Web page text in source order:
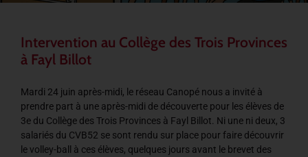
Intervention au Collège des Trois Provinces
à Fayl Billot
Mardi 24 juin après-midi, le réseau Canopé nous a invité à
prendre part à une après-midi de découverte pour les élèves de
3e du Collège des Trois Provinces à Fayl Billot. Ni une ni deux, 3
salariés du CVB52 se sont rendu sur place pour faire découvrir
le volley-ball à ces élèves, quelques jours avant le brevet des